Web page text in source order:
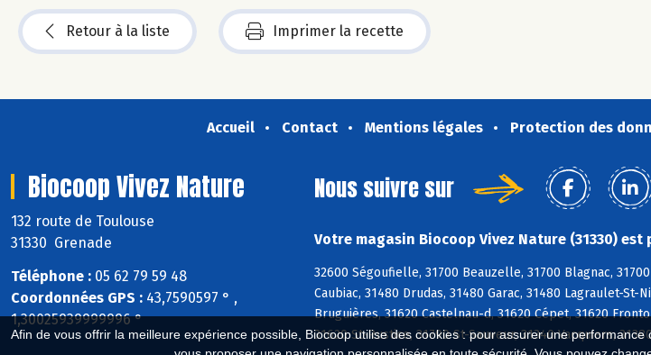
Afin de vous offrir la meilleure expérience possible, Biocoop utilise des cookies : pour assurer une
Retour à la liste Imprimer la recette
Accueil Contact Mentions légales Protection des
Biocoop Vivez Nature
132 route de Toulouse
31330 Grenade
Téléphone : 05 62 79 59 48
Coordonnées GPS : 43,7590597 ° ,
1,30025939999996 °
Nous suivre sur
Votre magasin Biocoop Vivez Nature (31330) est
32600 Ségoufielle, 31700 Beauzelle, 31700 Blagnac,
Caubiac, 31480 Drudas, 31480 Garac, 31480 Lagraulet-
Bruguières, 31620 Castelnau-d, 31620 Cépet, 31620
31620 St-Rustice, 31790 St-Sauveur, 31340 Vacquiers,